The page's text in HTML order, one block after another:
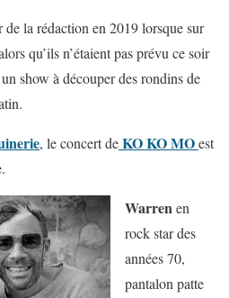
de la rédaction en 2019 lorsque sur
qu’ils n’étaient pas prévu ce soir
show à découper des rondins de
, le concert deKO KO MOest
Warrenen
rock star des
années 70,
pantalon patte